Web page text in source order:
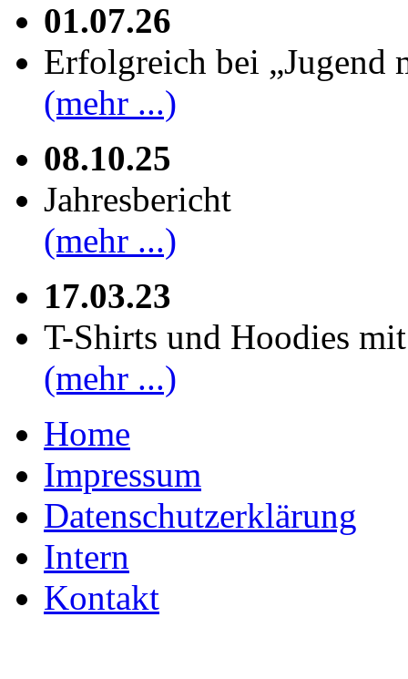
01.07.26
Erfolgreich bei „Jugend
(mehr ...)
08.10.25
Jahresbericht
(mehr ...)
17.03.23
T-Shirts und Hoodies
(mehr ...)
Home
Impressum
Datenschutzerklärung
Intern
Kontakt